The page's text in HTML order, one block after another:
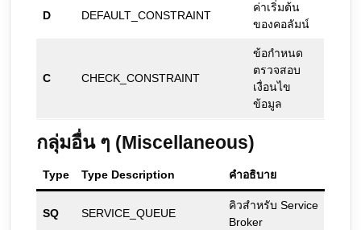
D DEFAULT_CONSTRAINT
ค่าเริ่มต้น
ของคอลัมน์
C CHECK_CONSTRAINT
ข้อกำหนด
ตรวจสอบ
เงื่อนไข
ข้อมูล
กลุ่มอื่น ๆ (Miscellaneous)
Type Type Description คำอธิบาย
SQ SERVICE_QUEUE
คิวสำหรับ Service
Broker